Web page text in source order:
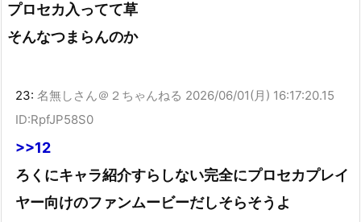
プロセカ入ってて草
そんなつまらんのか
23: 名無しさん＠２ちゃんねる 2026/06/01(月) 16:17:20.15
ID:RpfJP58S0
>>12
ろくにキャラ紹介すらしない完全にプロセカプレイ
ヤー向けのファンムービーだしそらそうよ